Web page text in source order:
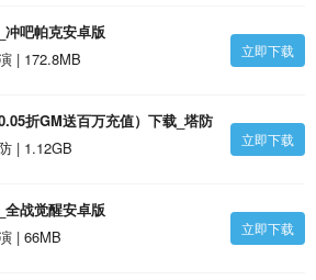
冲吧帕克安卓版
| 172.8MB
立即下载
折GM送百万充值）下载_塔防
GM送百万充值）安卓版
| 1.12GB 立即下载
全战觉醒安卓版
| 66MB
立即下载